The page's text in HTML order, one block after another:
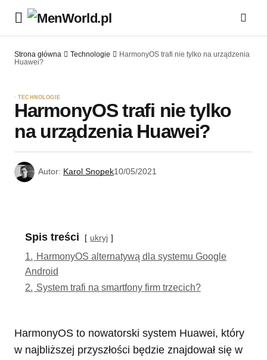
Strona główna Technologie
HarmonyOS trafi nie tylko na urządzenia
Huawei?
TECHNOLOGIE
HarmonyOS trafi nie tylko
na urządzenia Huawei?
Autor: Karol Snopek10/05/2021
Spis treści ukryj
1. HarmonyOS alternatywą dla systemu Google
Android
2. System trafi na smartfony firm trzecich?
HarmonyOS to nowatorski system Huawei, który
w najbliższej przyszłości będzie znajdował się w